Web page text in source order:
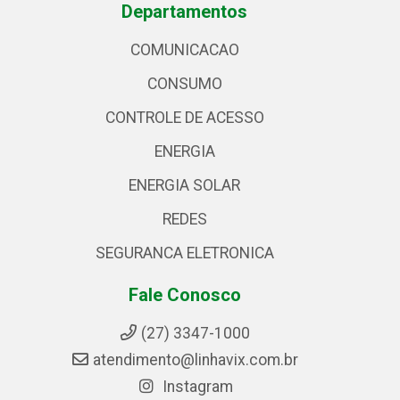
Departamentos
COMUNICACAO
CONSUMO
CONTROLE DE ACESSO
ENERGIA
ENERGIA SOLAR
REDES
SEGURANCA ELETRONICA
Fale Conosco
(27) 3347-1000
atendimento@linhavix.com.br
Instagram